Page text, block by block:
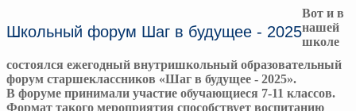
Школьный форум Шаг в будущее - 2025
Вот и в
нашей
школе
состоялся ежегодный внутришкольный образовательный
форум старшеклассников «Шаг в будущее - 2025».
В форуме принимали участие обучающиеся 7-11 классов.
Формат такого мероприятия способствует воспитанию